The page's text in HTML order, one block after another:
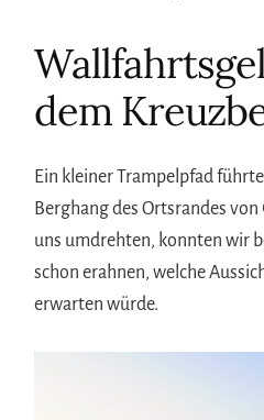
dem
Ein kleiner Trampelpfad
Berghang des Ortsrandes
uns umdrehten, konnten wir
schon erahnen, welche
erwarten würde.